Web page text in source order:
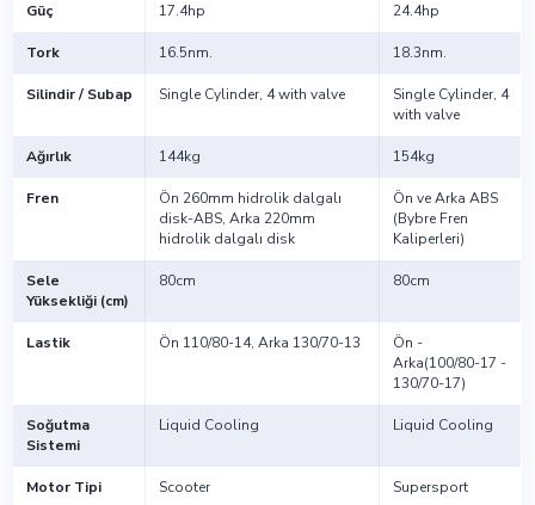
Güç 17.4hp 24.4hp
Tork 16.5nm. 18.3nm.
Silindir / Subap Single Cylinder, 4 with valve
Single Cylinder, 4
with valve
Ağırlık 144kg 154kg
Fren
Ön 260mm hidrolik dalgalı
disk-ABS, Arka 220mm
hidrolik dalgalı disk
Ön ve Arka ABS
(Bybre Fren
Kaliperleri)
Sele
Yüksekliği (cm)
80cm 80cm
Lastik Ön 110/80-14, Arka 130/70-13
Ön -
Arka(100/80-17 -
130/70-17)
Soğutma
Sistemi
Liquid Cooling Liquid Cooling
Motor Tipi Scooter Supersport